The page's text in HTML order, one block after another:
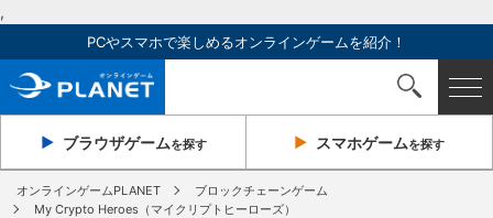
,
PCやスマホで楽しめるオンラインゲームを紹介！
ブラウザゲームを探す スマホゲームを探す
オンラインゲームPLANET
ブロックチェーンゲーム
My Crypto Heroes（マイクリプトヒーローズ）